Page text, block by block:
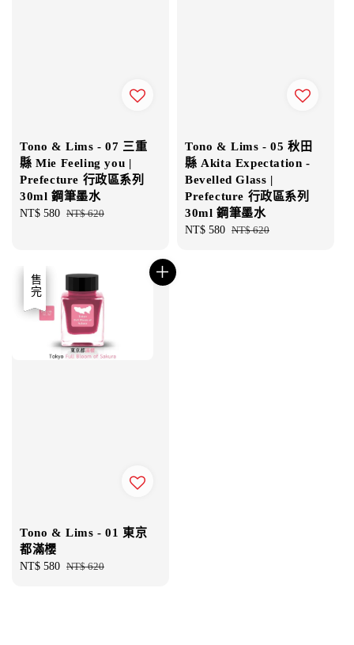
Tono & Lims - 07 三重
縣 Mie Feeling you |
Prefecture 行政區系列
30ml 鋼筆墨水
Sale
NT$ 580 Regular
NT$ 620
Tono & Lims - 05 秋田
縣 Akita Expectation -
Bevelled Glass |
Prefecture 行政區系列
30ml 鋼筆墨水
Sale
NT$ 580 Regular
NT$ 620
優惠
售完
Tono & Lims - 01 東京
都滿櫻
Sale
NT$ 580 Regular
NT$ 620